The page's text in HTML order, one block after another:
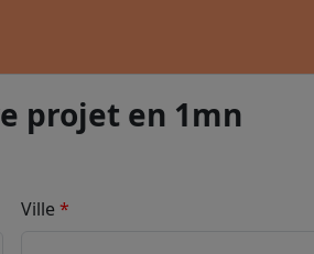
projet en 1mn
Ville